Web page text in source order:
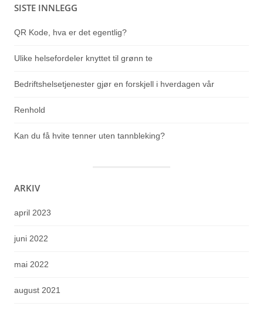
SISTE INNLEGG
QR Kode, hva er det egentlig?
Ulike helsefordeler knyttet til grønn te
Bedriftshelsetjenester gjør en forskjell i hverdagen vår
Renhold
Kan du få hvite tenner uten tannbleking?
ARKIV
april 2023
juni 2022
mai 2022
august 2021